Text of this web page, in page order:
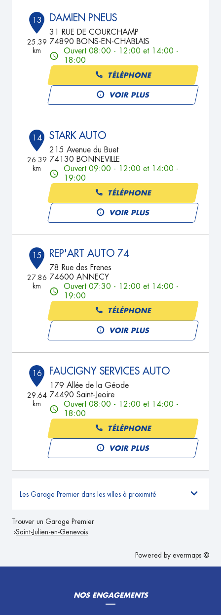
13
25.39
km
DAMIEN PNEUS
31 RUE DE COURCHAMP
74890 BONS-EN-CHABLAIS
Ouvert 08:00 - 12:00 et 14:00 -
18:00
TÉLÉPHONE
VOIR PLUS
14
26.39
km
STARK AUTO
215 Avenue du Buet
74130 BONNEVILLE
Ouvert 09:00 - 12:00 et 14:00 -
19:00
TÉLÉPHONE
VOIR PLUS
15
27.86
km
REP'ART AUTO 74
78 Rue des Frenes
74600 ANNECY
Ouvert 07:30 - 12:00 et 14:00 -
19:00
TÉLÉPHONE
VOIR PLUS
16
29.64
km
FAUCIGNY SERVICES AUTO
179 Allée de la Géode
74490 Saint-Jeoire
Ouvert 08:00 - 12:00 et 14:00 -
18:00
TÉLÉPHONE
VOIR PLUS
Les Garage Premier dans les villes à proximité
Trouver un Garage Premier
Saint-Julien-en-Genevois
Powered by evermaps ©
NOS ENGAGEMENTS